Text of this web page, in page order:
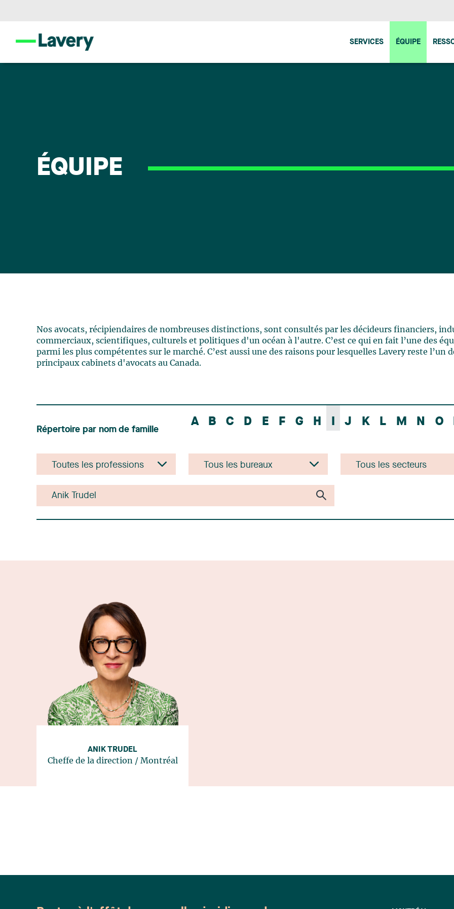
SERVICES ÉQUIPE
ÉQUIPE
Nos avocats, récipiendaires de nombreuses distinctions, sont consultés par les décideurs financiers,
commerciaux, scientifiques, culturels et politiques d'un océan à l'autre. C’est ce qui en fait l’une des
parmi les plus compétentes sur le marché. C’est aussi une des raisons pour lesquelles Lavery reste l’un
principaux cabinets d'avocats au Canada.
Répertoire par nom de famille
A B C D E F G H I J K L M N O
ANIK TRUDEL
Cheffe de la direction / Montréal